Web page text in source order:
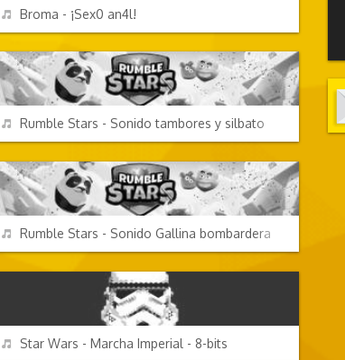
REPRODUCIR
Broma - ¡Sex0 an4l!
VIDEOJUEGOS
REPRODUCIR
Rumble Stars - Sonido tambores y silbato
VIDEOJUEGOS
REPRODUCIR
Rumble Stars - Sonido Gallina bombardera
TV Y CINE
REPRODUCIR
Star Wars - Marcha Imperial - 8-bits